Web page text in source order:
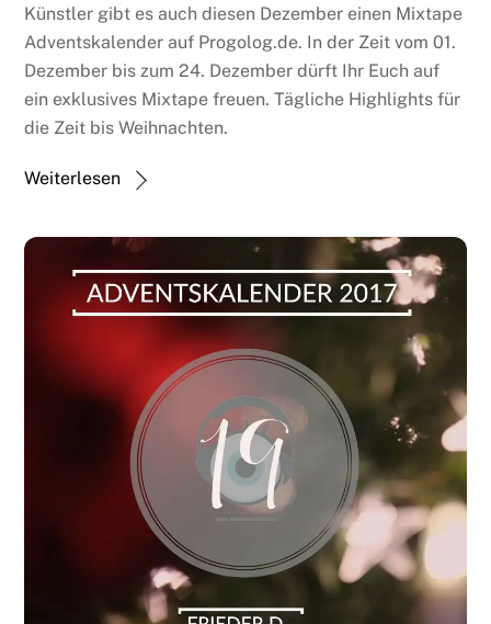
Künstler gibt es auch diesen Dezember einen Mixtape
Adventskalender auf Progolog.de. In der Zeit vom 01.
Dezember bis zum 24. Dezember dürft Ihr Euch auf
ein exklusives Mixtape freuen. Tägliche Highlights für
die Zeit bis Weihnachten.
Weiterlesen